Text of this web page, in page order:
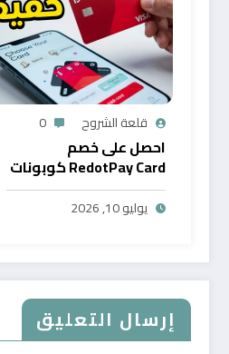
قلعة الشروح 0
احصل على خصم
RedotPay Card كوبونات
حصرية
يوليو 10, 2026
إرسال التعليق